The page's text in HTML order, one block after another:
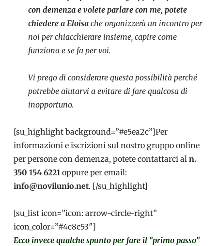
con demenza e volete parlare con me, potete
chiedere a Eloisa che organizzerà un incontro per
noi per chiacchierare insieme, capire come
funziona e se fa per voi.
Vi prego di considerare questa possibilità perché
potrebbe aiutarvi a evitare di fare qualcosa di
inopportuno.
[su_highlight background=”#e5ea2c”]Per
informazioni e iscrizioni sul nostro gruppo online
per persone con demenza, potete contattarci al n.
350 154 6221 oppure per email:
info@novilunio.net. [/su_highlight]
[su_list icon=”icon: arrow-circle-right”
icon_color=”#4c8c53″]
Ecco invece qualche spunto per fare il “primo passo”